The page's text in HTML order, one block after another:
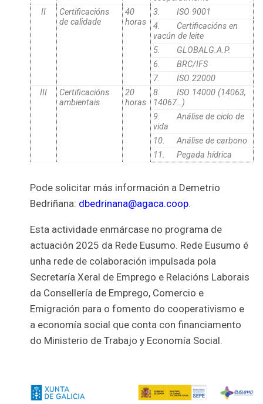
II
Certificacións
de calidade
40
horas
3.ISO 9001
4. Certificacións en
vacún de leite
5. GLOBALG.A.P.
6. BRC/IFS
7. ISO 22000
III
Certificacións
ambientais
20
horas
8. ISO 14000 (14063,
14067…)
9.Análise de ciclo de
vida
10. Análise de carbono
11. Pegada hídrica
Pode solicitar más información a Demetrio
Bedriñana: dbedrinana@agaca.coop.
Esta actividade enmárcase no programa de
actuación 2025 da Rede Eusumo. Rede Eusumo é
unha rede de colaboración impulsada pola
Secretaría Xeral de Emprego e Relacións Laborais
da Consellería de Emprego, Comercio e
Emigración para o fomento do cooperativismo e
a economía social que conta con financiamento
do Ministerio deTrabajo y Economía Social.